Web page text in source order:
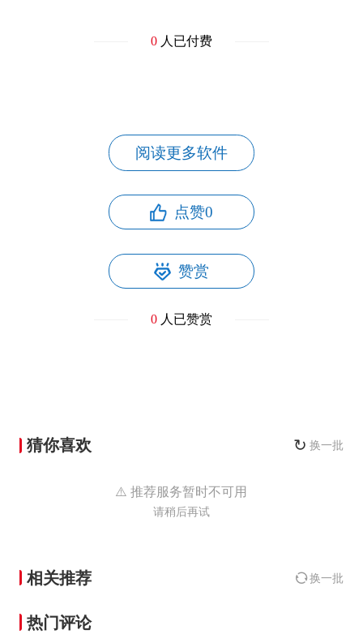
0人已付费
阅读更多软件
点赞0
赞赏
0人已赞赏
猜你喜欢 ↻ 换一批
⚠️ 推荐服务暂时不可用
请稍后再试
相关推荐 换一批
热门评论